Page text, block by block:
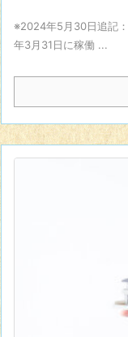
※2024年5月30日追記
年3月31日に稼働 ...